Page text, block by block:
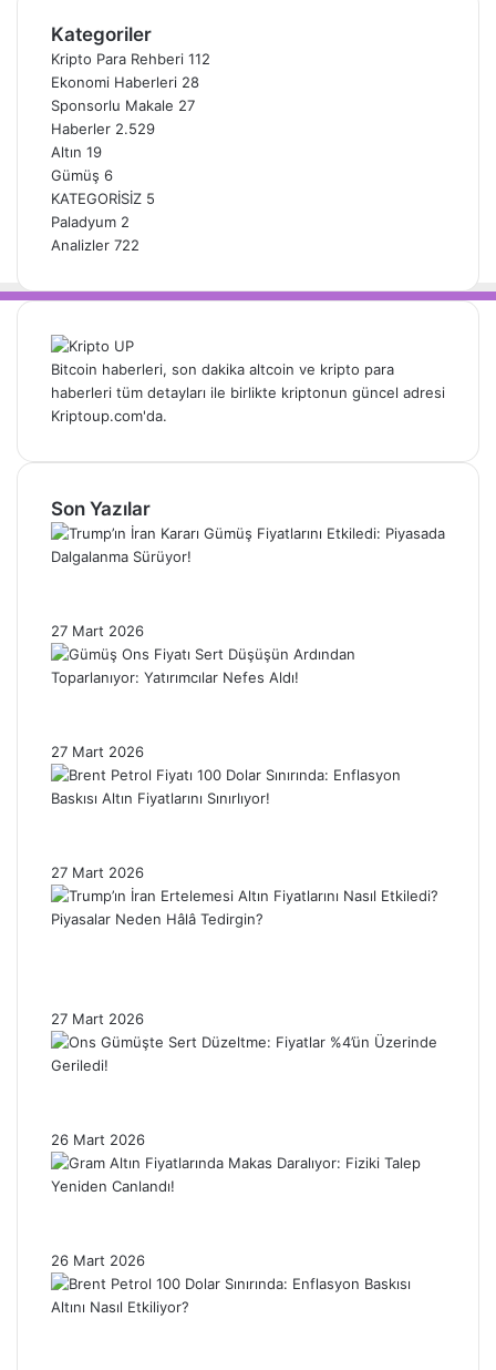
Kategoriler
Kripto Para Rehberi 112
Ekonomi Haberleri 28
Sponsorlu Makale 27
Haberler 2.529
Altın 19
Gümüş 6
KATEGORİSİZ 5
Paladyum 2
Analizler 722
Bitcoin haberleri, son dakika altcoin ve kripto para
haberleri tüm detayları ile birlikte kriptonun güncel adresi
Kriptoup.com'da.
Son Yazılar
27 Mart 2026
27 Mart 2026
27 Mart 2026
27 Mart 2026
26 Mart 2026
26 Mart 2026